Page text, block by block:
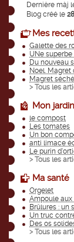
Dernière màj
Blog créé le
Mes
Galette des
UNe
Du nouveau
Noel. Magret
Magret séché
> Tous les
Mon jardin
le compost
Les tomates
Un bon
anti limace
Le purin
> Tous les
Ma santé
Orgelet
Ampoule aux
Brûlures : un
Un truc
Des os
> Tous les